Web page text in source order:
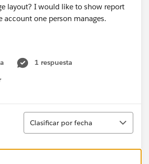
layout? I would like to show report
account one person manages.
1 respuesta
Ordenar
Clasificar por fecha